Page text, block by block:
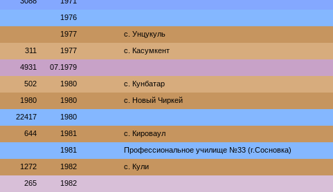
1976
1977 с. Унцукуль
311 1977 с. Касумкент
4931 07.1979
502 1980 с. Кунбатар
1980 1980 с. Новый Чиркей
22417 1980
644 1981 с. Кироваул
1981 Профессиональное училище №33 (г.Сосновка)
1272 1982 с. Кули
265 1982